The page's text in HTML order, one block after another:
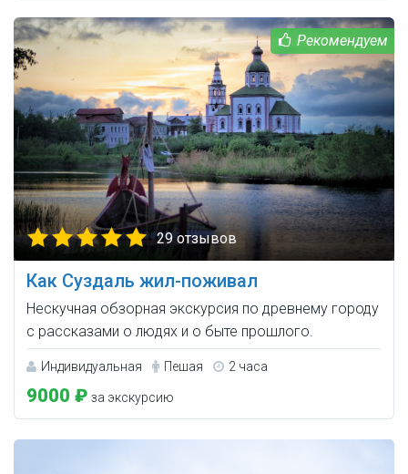
29 отзывов
Как Суздаль жил-поживал
Нескучная обзорная экскурсия по древнему городу
с рассказами о людях и о быте прошлого.
Индивидуальная Пешая 2 часа
9000 ₽ за экскурсию